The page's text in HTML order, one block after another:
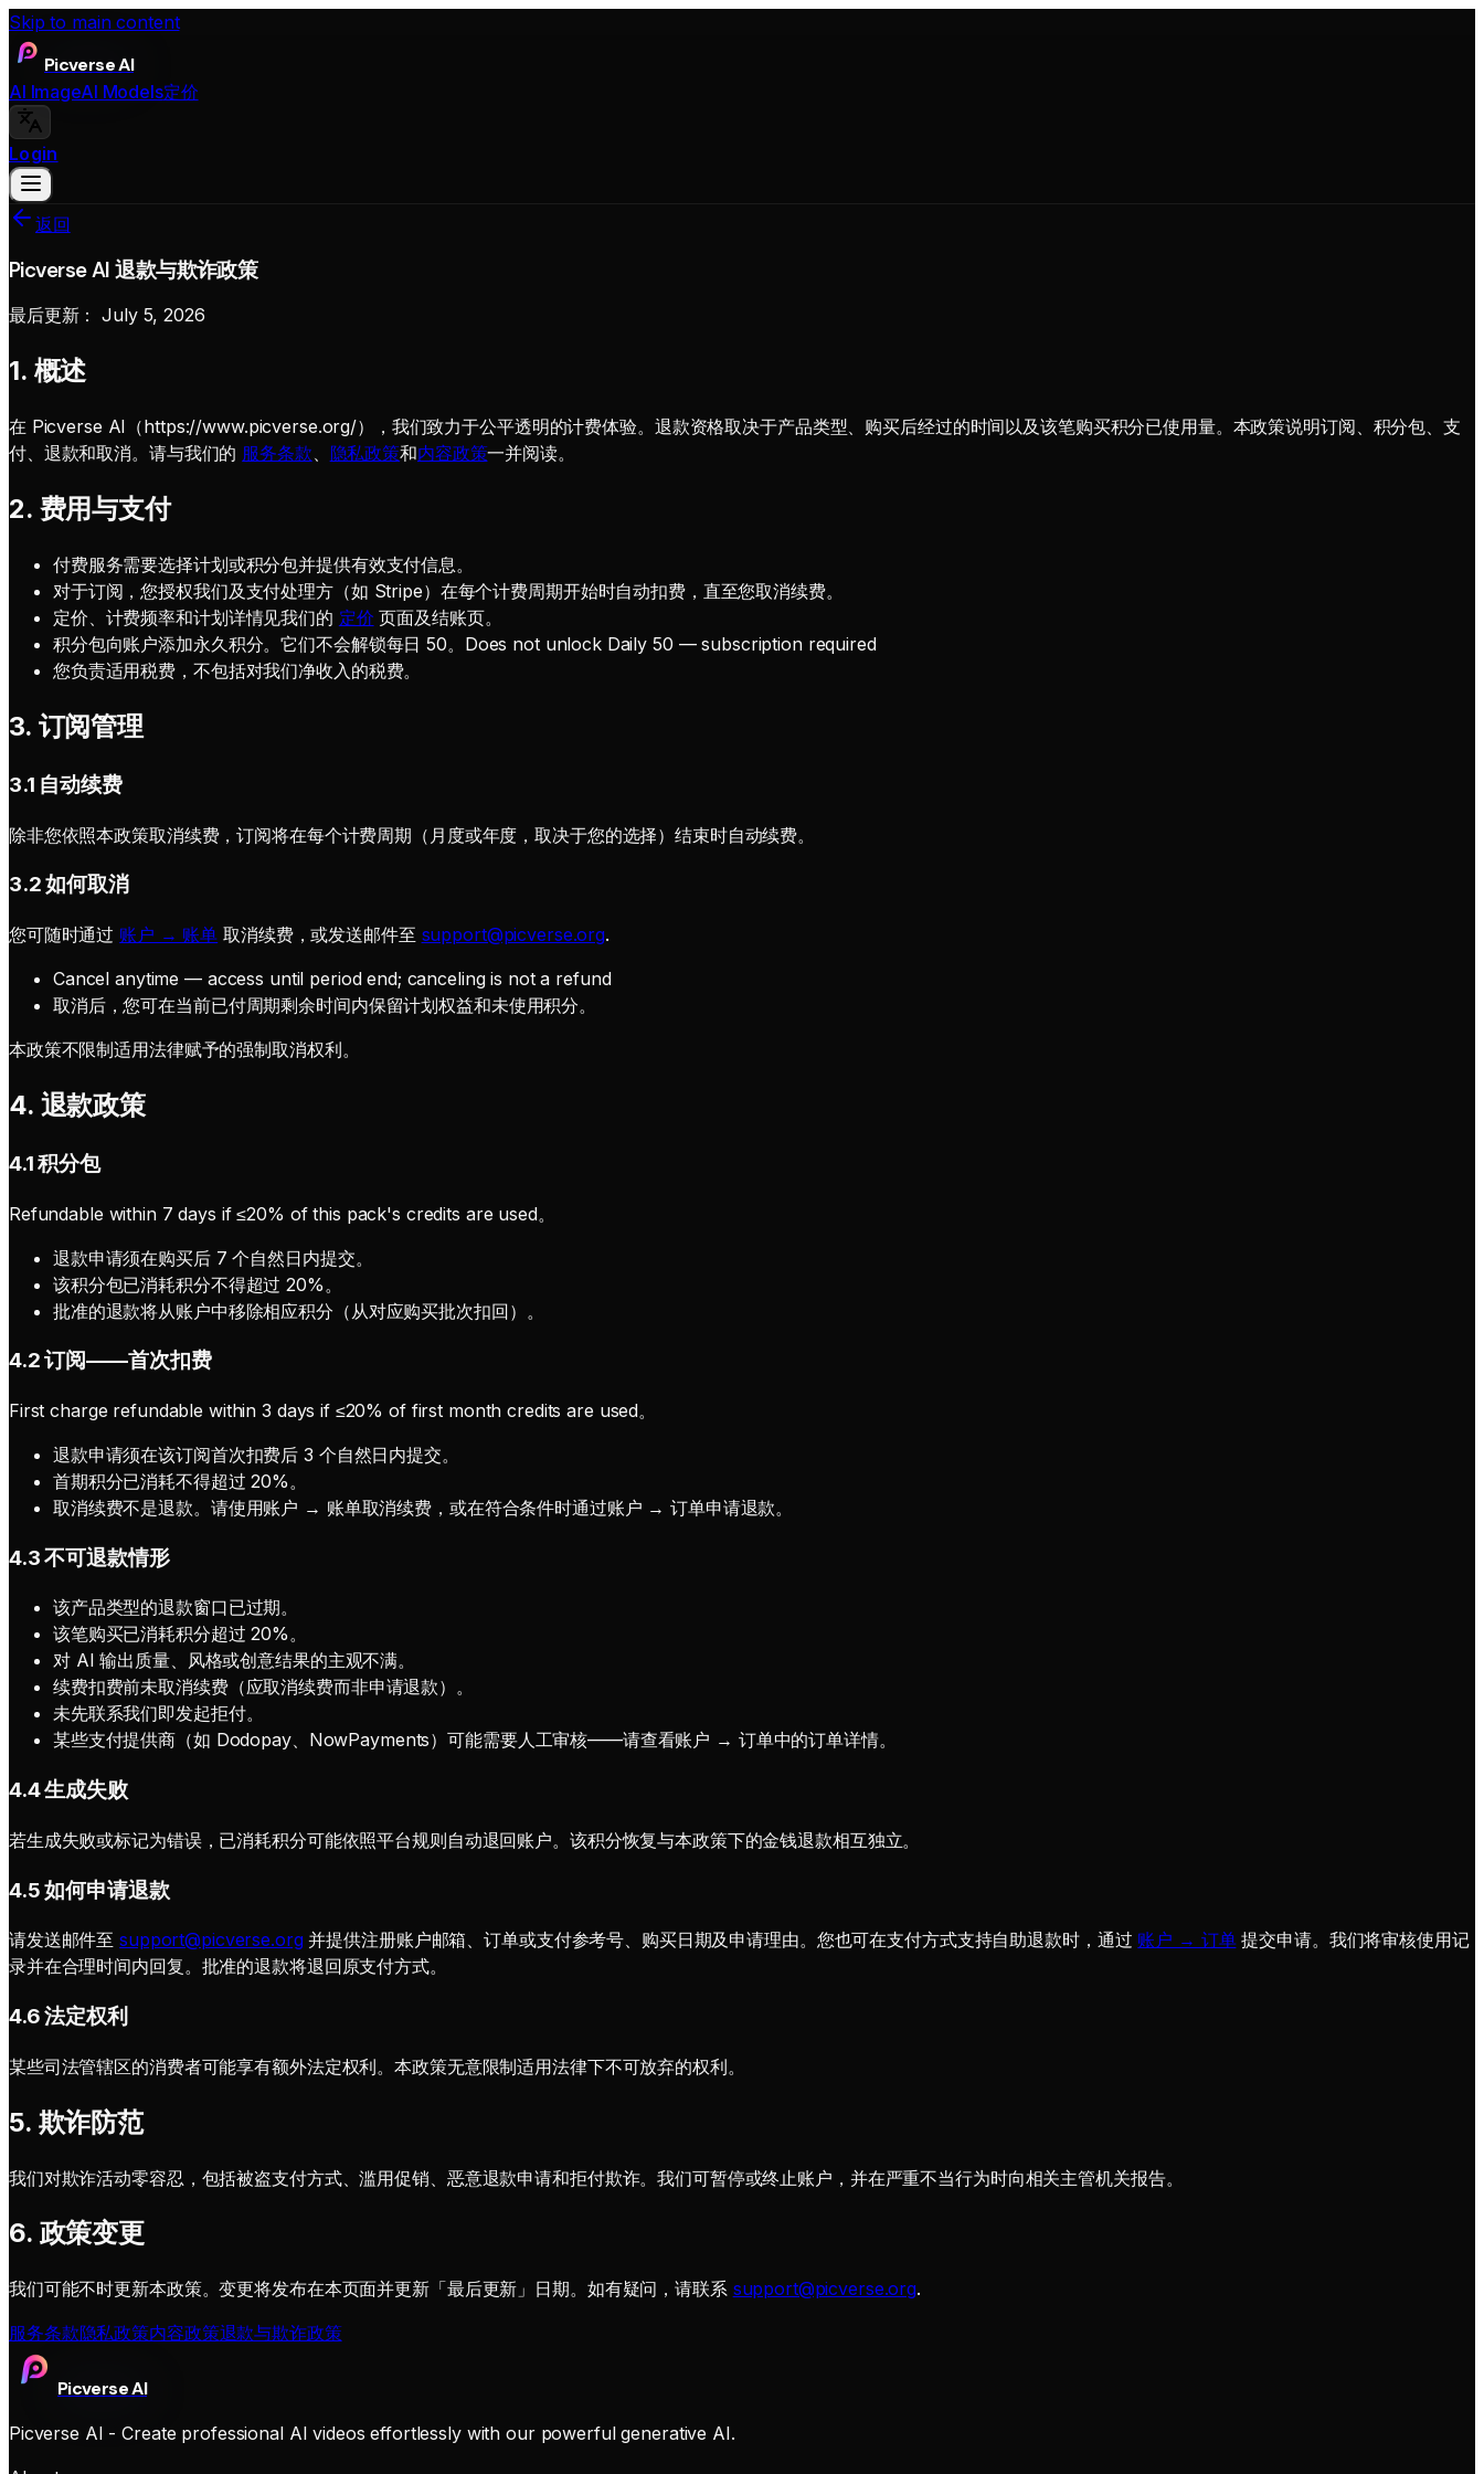
Skip to main content
Picverse AI
AI ImageAI Models定价
Login
返回
Picverse AI 退款与欺诈政策
最后更新： July 5, 2026
1. 概述
在 Picverse AI（https://www.picverse.org/），我们致力于公平透明的计费体验。退款资格取决于产品类型、购买后经过的时间以及该笔购买积分已使用量。本政策说明订阅、积分包、支
付、退款和取消。请与我们的 服务条款、 隐私政策和内容政策一并阅读。
2. 费用与支付
付费服务需要选择计划或积分包并提供有效支付信息。
对于订阅，您授权我们及支付处理方（如 Stripe）在每个计费周期开始时自动扣费，直至您取消续费。
定价、计费频率和计划详情见我们的 定价 页面及结账页。
积分包向账户添加永久积分。它们不会解锁每日 50。Does not unlock Daily 50 — subscription required
您负责适用税费，不包括对我们净收入的税费。
3. 订阅管理
3.1 自动续费
除非您依照本政策取消续费，订阅将在每个计费周期（月度或年度，取决于您的选择）结束时自动续费。
3.2 如何取消
您可随时通过 账户 → 账单 取消续费，或发送邮件至 support@picverse.org.
Cancel anytime — access until period end; canceling is not a refund
取消后，您可在当前已付周期剩余时间内保留计划权益和未使用积分。
本政策不限制适用法律赋予的强制取消权利。
4. 退款政策
4.1 积分包
Refundable within 7 days if ≤20% of this pack's credits are used。
退款申请须在购买后 7 个自然日内提交。
该积分包已消耗积分不得超过 20%。
批准的退款将从账户中移除相应积分（从对应购买批次扣回）。
4.2 订阅——首次扣费
First charge refundable within 3 days if ≤20% of first month credits are used。
退款申请须在该订阅首次扣费后 3 个自然日内提交。
首期积分已消耗不得超过 20%。
取消续费不是退款。请使用账户 → 账单取消续费，或在符合条件时通过账户 → 订单申请退款。
4.3 不可退款情形
该产品类型的退款窗口已过期。
该笔购买已消耗积分超过 20%。
对 AI 输出质量、风格或创意结果的主观不满。
续费扣费前未取消续费（应取消续费而非申请退款）。
未先联系我们即发起拒付。
某些支付提供商（如 Dodopay、NowPayments）可能需要人工审核——请查看账户 → 订单中的订单详情。
4.4 生成失败
若生成失败或标记为错误，已消耗积分可能依照平台规则自动退回账户。该积分恢复与本政策下的金钱退款相互独立。
4.5 如何申请退款
请发送邮件至 support@picverse.org 并提供注册账户邮箱、订单或支付参考号、购买日期及申请理由。您也可在支付方式支持自助退款时，通过 账户 → 订单 提交申请。我们将审核使用记
录并在合理时间内回复。批准的退款将退回原支付方式。
4.6 法定权利
某些司法管辖区的消费者可能享有额外法定权利。本政策无意限制适用法律下不可放弃的权利。
5. 欺诈防范
我们对欺诈活动零容忍，包括被盗支付方式、滥用促销、恶意退款申请和拒付欺诈。我们可暂停或终止账户，并在严重不当行为时向相关主管机关报告。
6. 政策变更
我们可能不时更新本政策。变更将发布在本页面并更新「最后更新」日期。如有疑问，请联系 support@picverse.org.
服务条款隐私政策内容政策退款与欺诈政策
Picverse AI
Picverse AI - Create professional AI videos effortlessly with our powerful generative AI.